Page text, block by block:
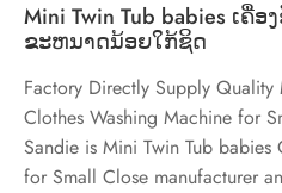
Mini Twin Tub babies ເຄື່
ຂະຫນາດນ້ອຍໃກ້ຊິດ
Factory Directly Supply Quality
Clothes Washing Machine for
Sandie is Mini Twin Tub babies
for Small Close manufacturer